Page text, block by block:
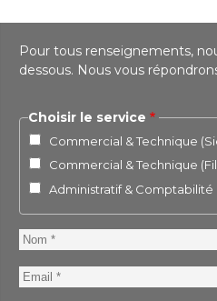
Pour tous renseignements,
dessous. Nous vous
Choisir le service
Commercial & Technique
Commercial & Technique
Administratif & Comptabilité
Nom
Email